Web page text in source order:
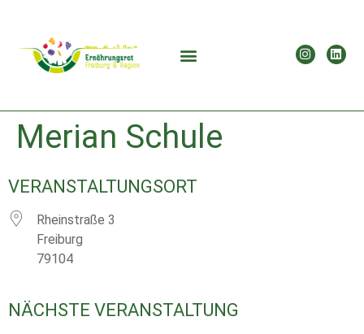
Merian Schule
VERANSTALTUNGSORT
Rheinstraße 3
Freiburg
79104
NÄCHSTE VERANSTALTUNG